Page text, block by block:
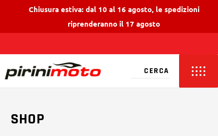
Chiusura estiva: dal 10 al 16 agosto, le spedizioni
riprenderanno il 17 agosto
SHOP